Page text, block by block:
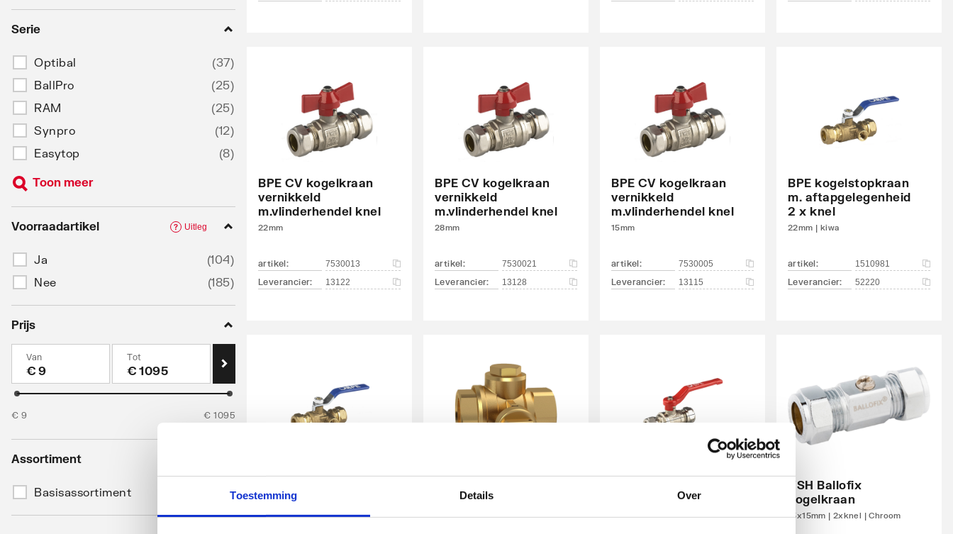
Toestemming Details Over
Serie
Optibal (37)
BallPro
(25)
RAM
(25)
Synpro
(12)
Easytop
(8)
Toon meer
Voorraadartikel
Ja (104)
Nee
(185)
? Uitleg
Prijs
Van
€
Tot
€
€ 9 € 1095
Assortiment
Basisassortiment 289)
BPE CV kogelkraan
vernikkeld
m.vlinderhendel knel
22mm
artikel: 7530013
Leverancier: 13122
BPE CV kogelkraan
vernikkeld
m.vlinderhendel knel
28mm
artikel: 7530021
Leverancier: 13128
BPE CV kogelkraan
vernikkeld
m.vlinderhendel knel
15mm
artikel: 7530005
Leverancier: 13115
BPE kogelstopkraan
m. aftapgelegenheid
2 x knel
22mm | kiwa
artikel: 1510981
Leverancier: 52220
2 x knel
15mm | kiwa
met filter PN16
VSH Ballofix
kogelkraan
15x15mm | 2xknel | Chroom